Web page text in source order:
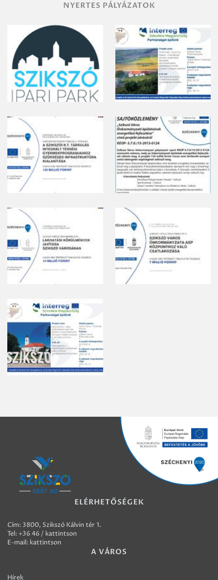
NYERTES PÁLYÁZATOK
ELÉRHETŐSÉGEK
Cím: 3800, Szikszó Kálvin tér 1.
Tel: +36 46 / kattintson
E-mail: kattintson
A VÁROS
Hírek